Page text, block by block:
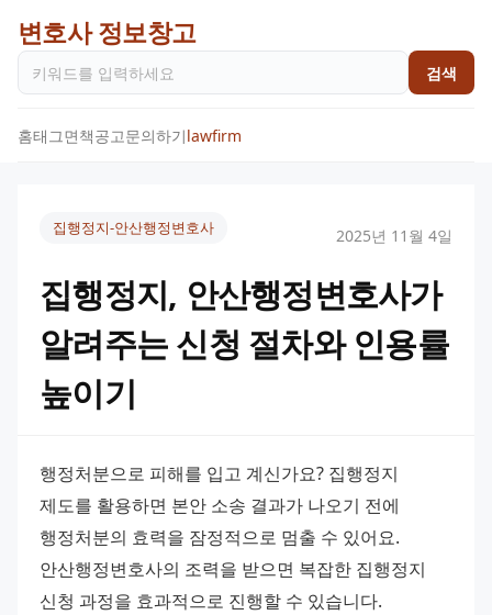
변호사 정보창고
검색
홈태그면책공고문의하기lawfirm
집행정지-안산행정변호사 2025년 11월 4일
집행정지, 안산행정변호사가
알려주는 신청 절차와 인용률
높이기
행정처분으로 피해를 입고 계신가요? 집행정지
제도를 활용하면 본안 소송 결과가 나오기 전에
행정처분의 효력을 잠정적으로 멈출 수 있어요.
안산행정변호사의 조력을 받으면 복잡한 집행정지
신청 과정을 효과적으로 진행할 수 있습니다.